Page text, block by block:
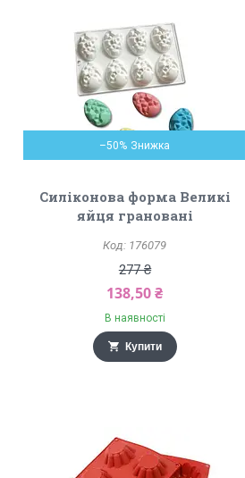
–50%
Силіконова форма Великі
яйця грановані
176079
277 ₴
138,50 ₴
В наявності
Купити